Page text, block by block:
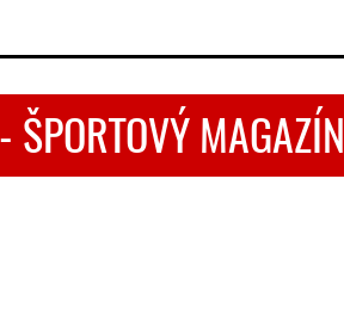
ŠPORTOVÝ MAGAZÍN